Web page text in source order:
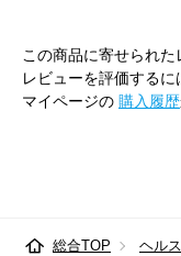
この商品に寄せられた
レビューを評価するに
マイページの 購入履歴
総合TOP ヘル